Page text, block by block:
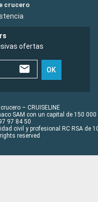
crucero
ofertas
OK
– CRUISELINE
SAM con un capital de 150 000
97 84 50
civil y profesional RC RSA de
reserved